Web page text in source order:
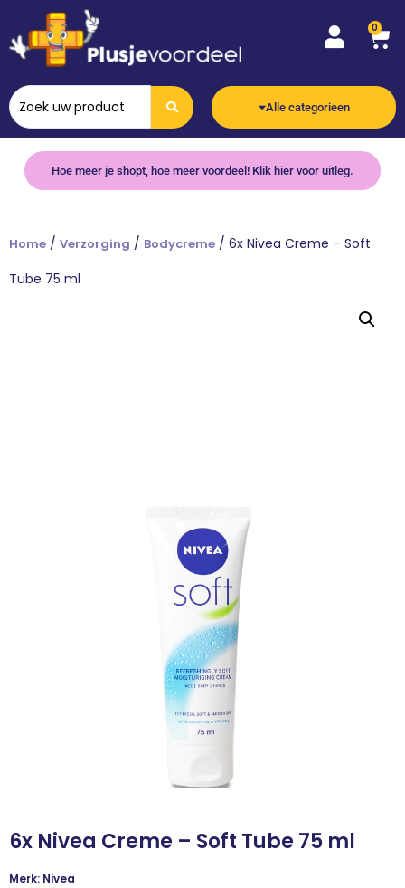
0
Alle categorieen
Hoe meer je shopt, hoe meer voordeel! Klik hier voor uitleg.
Home / Verzorging / Bodycreme / 6x Nivea Creme – Soft
Tube 75 ml
6x Nivea Creme – Soft Tube 75 ml
Merk: Nivea